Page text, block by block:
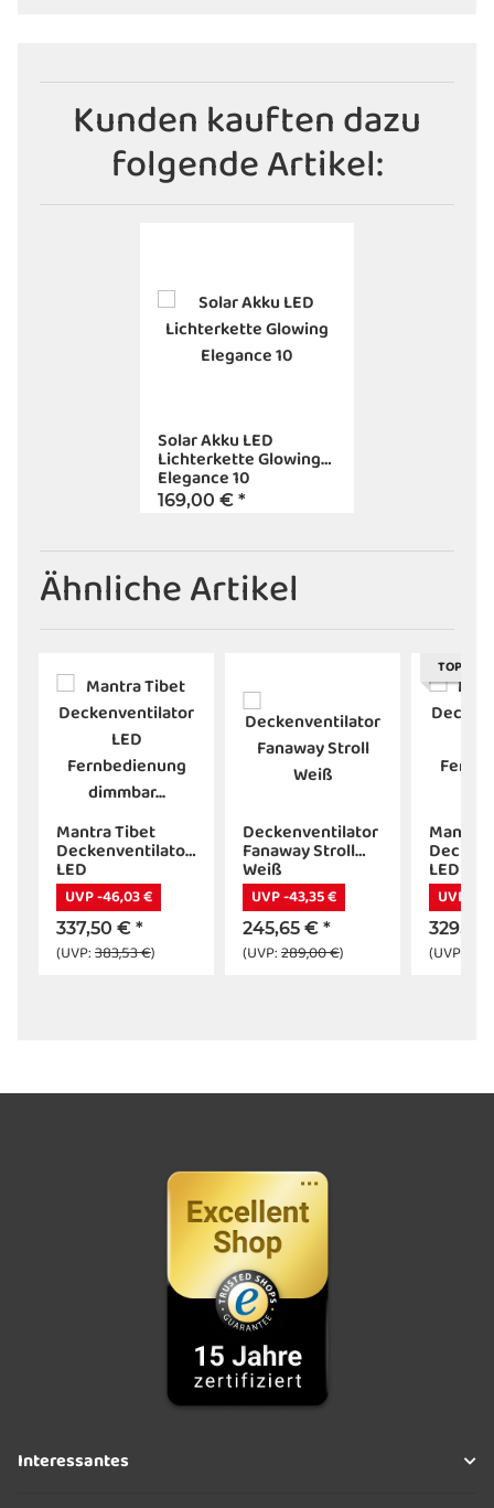
Kunden kauften dazu
folgende Artikel:
Solar Akku LED
Lichterkette Glowing
Elegance 10
169,00 € *
Ähnliche Artikel
Mantra Tibet
Deckenventilator
LED
Fernbedienung
dimmbar weiß
UVP -46,03 €
337,50 € *
(UVP:383,53 €)
Deckenventilator
Fanaway Stroll
Weiß
UVP -43,35 €
245,65 € *
(UVP:289,00 €)
TOP
Mantra
LED
UVP -
(UVP:
Interessantes